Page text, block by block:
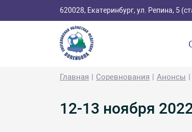
620028, Екатеринбург, ул. Репина, 5
Главная Соревнования Анонсы
12-13 ноября